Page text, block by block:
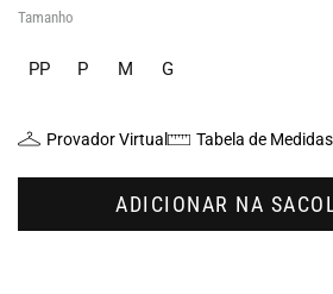
Tamanho
PP P M G
Provador Virtual Tabela de Medidas
ADICIONAR NA